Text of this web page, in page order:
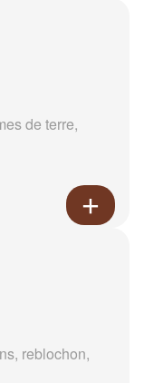
de terre,
reblochon,